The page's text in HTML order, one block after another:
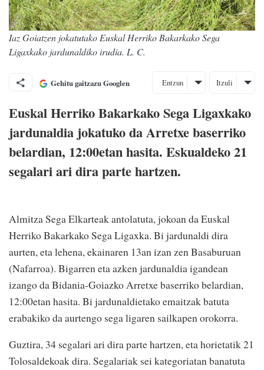
Iaz Goiatzen jokatutako Euskal Herriko Bakarkako Sega
Ligaxkako jardunaldiko irudia. L. C.
Gehitu gaitzazu Googlen Entzun Itzuli
Euskal Herriko Bakarkako Sega Ligaxkako
jardunaldia jokatuko da Arretxe baserriko
belardian, 12:00etan hasita. Eskualdeko 21
segalari ari dira parte hartzen.
Almitza Sega Elkarteak antolatuta, jokoan da Euskal
Herriko Bakarkako Sega Ligaxka. Bi jardunaldi dira
aurten, eta lehena, ekainaren 13an izan zen Basaburuan
(Nafarroa). Bigarren eta azken jardunaldia igandean
izango da Bidania-Goiazko Arretxe baserriko belardian,
12:00etan hasita. Bi jardunaldietako emaitzak batuta
erabakiko da aurtengo sega ligaren sailkapen orokorra.
Guztira, 34 segalari ari dira parte hartzen, eta horietatik 21
Tolosaldekoak dira. Segalariak sei kategoriatan banatuta